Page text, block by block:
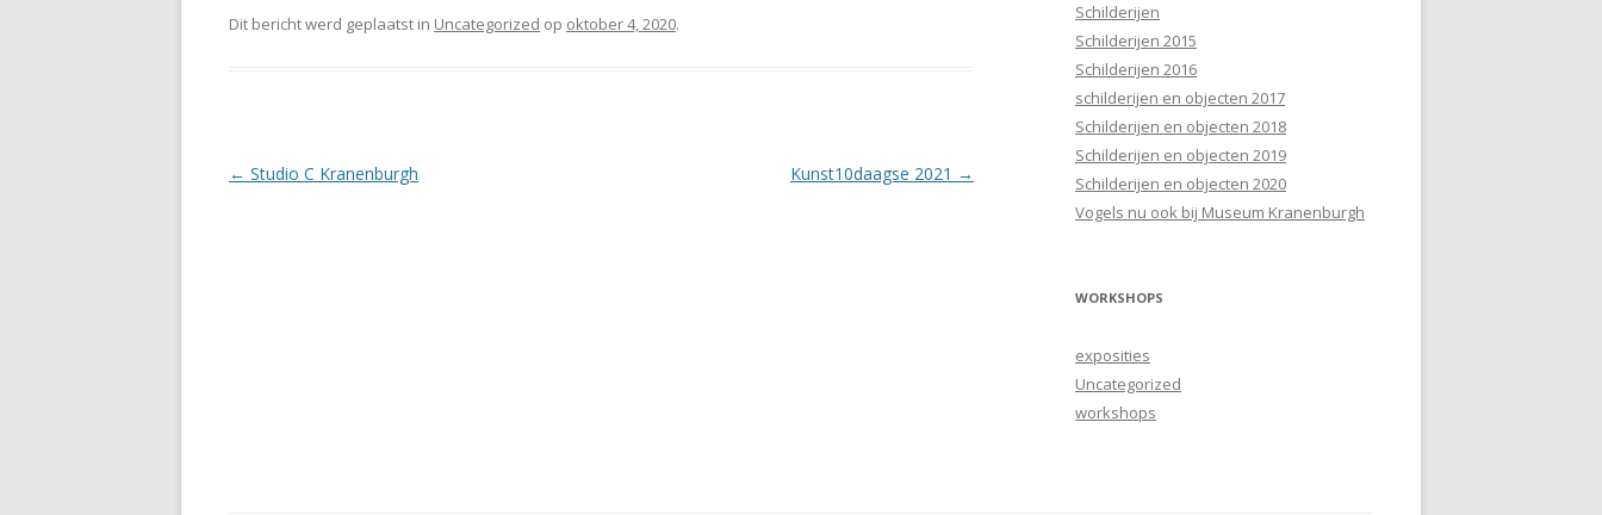
Dit bericht werd geplaatst in Uncategorized op oktober 4, 2020.
Berichtnavigatie
← Studio C Kranenburgh Kunst10daagse 2021 →
Schilderijen
Schilderijen 2015
Schilderijen 2016
schilderijen en objecten 2017
Schilderijen en objecten 2018
Schilderijen en objecten 2019
Schilderijen en objecten 2020
Vogels nu ook bij Museum Kranenburgh
WORKSHOPS
exposities
Uncategorized
workshops